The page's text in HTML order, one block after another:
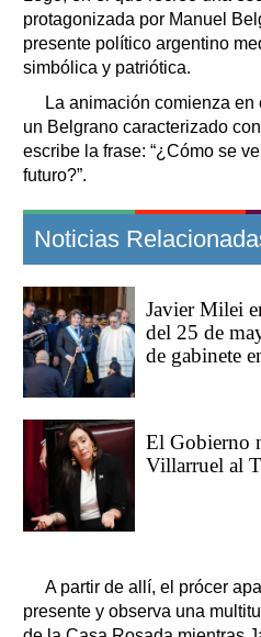
protagonizada por Manuel
presente político argentino
simbólica y patriótica.
La animación comienza
un Belgrano caracterizado
escribe la frase: “¿Cómo se
futuro?”.
Noticias
Javier Milei
del 25 de
de gabinete
El Gobierno
Villarruel al
A partir de allí, el prócer
presente y observa una